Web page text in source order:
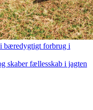
bæredygtigt forbrug i
skaber fællesskab i jagten